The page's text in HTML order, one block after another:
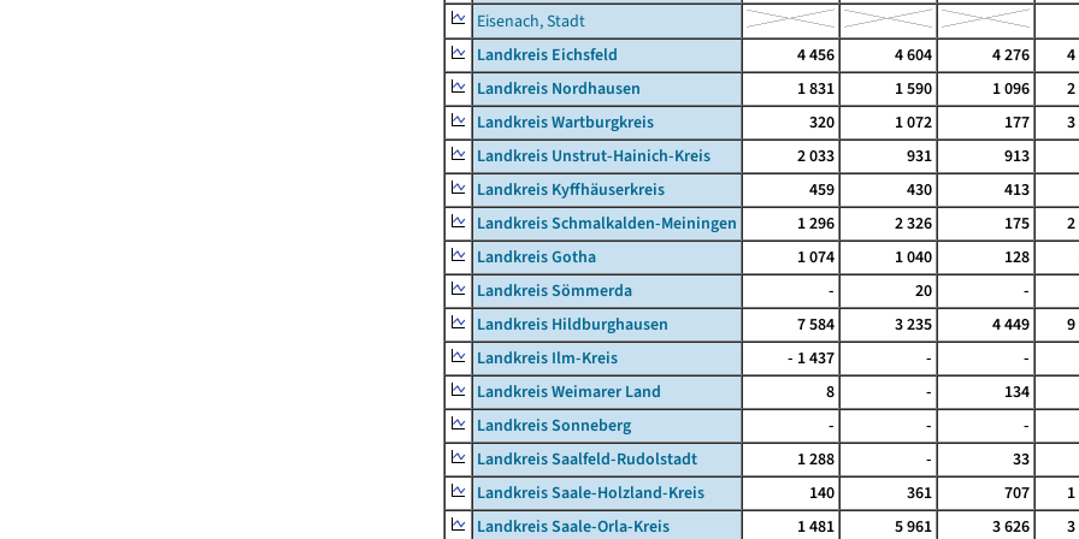
Eisenach, Stadt
Landkreis Eichsfeld
4 456 4 604 4 276 4
Landkreis Nordhausen
1 831 1 590 1 096 2
Landkreis Wartburgkreis
320 1 072 177 3
Landkreis Unstrut-Hainich-Kreis
2 033 931 913
Landkreis Kyffhäuserkreis
459 430 413
Landkreis Schmalkalden-Meiningen
1 296 2 326 175 2
Landkreis Gotha
1 074 1 040 128
Landkreis Sömmerda
- 20 -
Landkreis Hildburghausen
7 584 3 235 4 449 9
Landkreis Ilm-Kreis
- 1 437 - -
Landkreis Weimarer Land
8 - 134
Landkreis Sonneberg
- - -
Landkreis Saalfeld-Rudolstadt
1 288 - 33
Landkreis Saale-Holzland-Kreis
140 361 707
Landkreis Saale-Orla-Kreis
1 481 5 961 3 626 3